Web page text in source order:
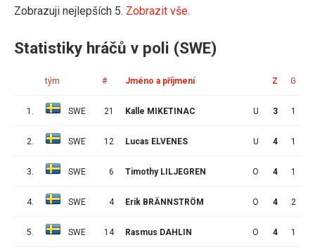
Zobrazuji nejlepších 5. Zobrazit vše.
Statistiky hráčů v poli (SWE)
tým # Jméno a příjmení Z G
1. SWE 21 Kalle MIKETINAC U 3 1
2. SWE 12 Lucas ELVENES U 4 1
3. SWE 6 Timothy LILJEGREN O 4 1
4. SWE 4 Erik BRÄNNSTRÖM O 4 2
5. SWE 14 Rasmus DAHLIN O 4 1